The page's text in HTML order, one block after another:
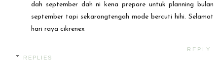
dah september dah ni kena prepare untuk planning bulan
september tapi sekarangtengah mode bercuti hihi. Selamat
hari raya cikrenex
REPLY
REPLIES